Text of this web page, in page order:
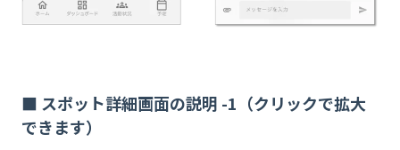
■ スポット詳細画面の説明 -1（クリックで拡大
できます）